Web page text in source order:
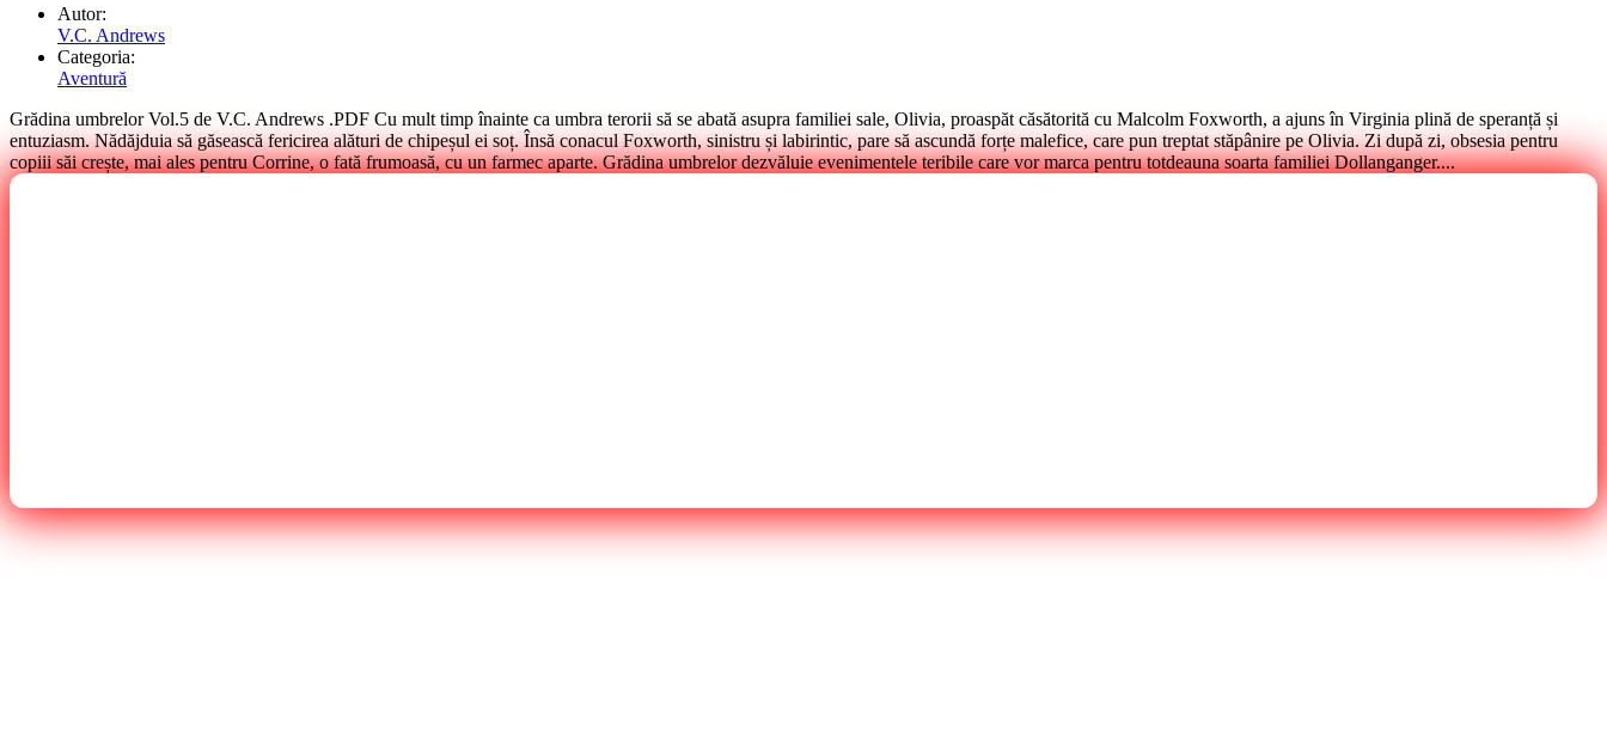
Autor:
V.C. Andrews
Categoria:
Aventură
Grădina umbrelor Vol.5 de V.C. Andrews .PDF Cu mult timp înainte ca umbra terorii să se abată asupra familiei sale, Olivia, proaspăt căsătorită cu Malcolm Foxworth, a ajuns în Virginia plină de speranță și
entuziasm. Nădăjduia să găsească fericirea alături de chipeșul ei soț. Însă conacul Foxworth, sinistru și labirintic, pare să ascundă forțe malefice, care pun treptat stăpânire pe Olivia. Zi după zi, obsesia pentru
copiii săi crește, mai ales pentru Corrine, o fată frumoasă, cu un farmec aparte. Grădina umbrelor dezvăluie evenimentele teribile care vor marca pentru totdeauna soarta familiei Dollanganger....